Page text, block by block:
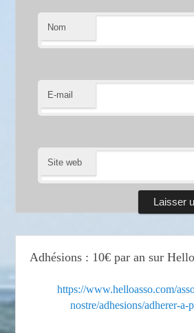
Nom
E-mail
Site web
Adhésions : 10€ par an sur
https://www.helloasso.com/
nostre/adhesions/adherer-a-